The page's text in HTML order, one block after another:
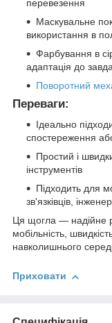
перевезення
Маскувальне
використання в
Фарбування в
адаптація до
Поворотний
Переваги:
Ідеально
спостереження
Простий і
інструментів
Підходить для
зв'язківців,
Ця щогла — надійне
мобільність,
навколишнього
Приховати